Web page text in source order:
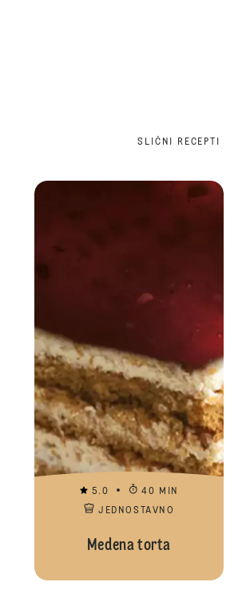
SLIČNI RECEPTI
5.0
40 MIN
JEDNOSTAVNO
Мedena torta